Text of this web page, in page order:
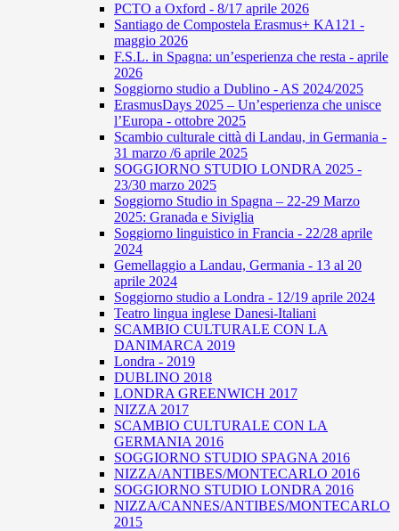
PCTO a Oxford - 8/17 aprile 2026
Santiago de Compostela Erasmus+ KA121 -
maggio 2026
F.S.L. in Spagna: un’esperienza che resta - aprile
2026
Soggiorno studio a Dublino - AS 2024/2025
ErasmusDays 2025 – Un’esperienza che unisce
l’Europa - ottobre 2025
Scambio culturale città di Landau, in Germania -
31 marzo /6 aprile 2025
SOGGIORNO STUDIO LONDRA 2025 -
23/30 marzo 2025
Soggiorno Studio in Spagna – 22-29 Marzo
2025: Granada e Siviglia
Soggiorno linguistico in Francia - 22/28 aprile
2024
Gemellaggio a Landau, Germania - 13 al 20
aprile 2024
Soggiorno studio a Londra - 12/19 aprile 2024
Teatro lingua inglese Danesi-Italiani
SCAMBIO CULTURALE CON LA
DANIMARCA 2019
Londra - 2019
DUBLINO 2018
LONDRA GREENWICH 2017
NIZZA 2017
SCAMBIO CULTURALE CON LA
GERMANIA 2016
SOGGIORNO STUDIO SPAGNA 2016
NIZZA/ANTIBES/MONTECARLO 2016
SOGGIORNO STUDIO LONDRA 2016
NIZZA/CANNES/ANTIBES/MONTECARLO
2015